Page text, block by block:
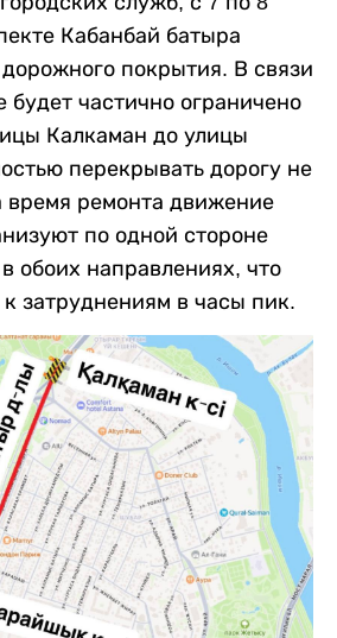
Кабанбай батыра
покрытия. В связи
частично ограничено
Калкаман до улицы
перекрывать дорогу не
время ремонта движение
по одной стороне
обоих направлениях, что
затруднениям в часы пик.